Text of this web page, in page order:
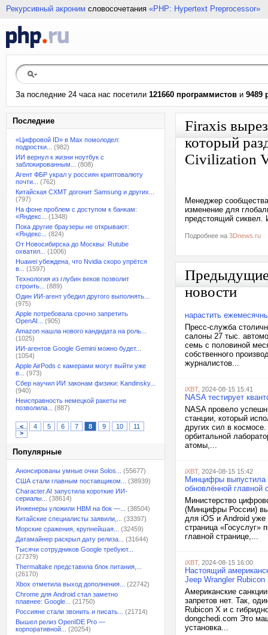
Рекурсивный акроним словосочетания «PHP: Hypertext Preprocessor»
За последние 24 часа нас посетили 121660 программистов и 9489
Последние
«Цифровой ID» в Max помолодел:
подростки...
(982)
ИИ вернул к жизни ноутбук с
заблокированным...
(808)
Агент ФБР украл у россиян криптовалюту
почти...
(762)
Китайская CXMT догонит Samsung и других...
(797)
На фоне проблем с доступом к банкам:
«Яндекс...
(1348)
Пока другие браузеры не открывают:
«Яндекс...
(824)
От Новосибирска до Москвы: Rutube
охватил...
(1006)
Huawei убеждена, что Nvidia скоро упрётся
в...
(1597)
Технология из глубин веков позволит
строить...
(889)
Один ИИ-агент убедил другого выполнять...
(975)
Apple потребовала срочно запретить
OpenAI...
(905)
Amazon нашла нового кандидата на роль...
(1025)
ИИ-агентов Google Gemini можно будет...
(1054)
Apple AirPods с камерами могут выйти уже
в...
(973)
Сбер научил ИИ законам физики: Kandinsky...
(940)
Неисправность немецкой ракеты не
позволила...
(887)
< 4 5 6 7 8 9 10
11
>
Популярные
Анонсированы умные очки Solos...
(55677)
США стали главным поставщиком...
(38939)
Character.AI запустила короткие ИИ-
сериалы...
(38614)
Инженеры уложили HBM на бок —...
(38504)
Китайские специалисты заявили,...
(33397)
Морские сражения, крупнейшая...
(32459)
Датамайнер раскрыл дату релиза...
(31644)
Тысячи сотрудников Google требуют...
(27379)
Thermaltake представила блок питания,...
(26170)
Xbox отметила выход дополнения...
(22742)
Chrome для Android стал заметно
плавнее: Google...
(21750)
Россияне стали звонить и писать...
(21714)
Вышел релиз OpenIDE Pro —
корпоративной...
(20254)
Firaxis
который
Civilization
Менеджер
изменение для
предстоящий сиквел.
Подробнее на 3Dnews.ru
новости
нарастить
Пресс-служба
салоны 27 тыс.
семь с половиной
собственного
журналистов...
iXBT, 2024-08-15 15:41
NASA тестирует
NASA провело
станции, который
других сил в
орбитальной
атомы,...
iXBT, 2024-08-15 15:42
Минцифры выпустила
обновлённой главной
Министерство
(Минцифры России)
для iOS и Android уже
страница «Госуслуг»
главной странице,...
iXBT, 2024-08-15 16:00
Настоящий
Jeep Wrangler Rubicon
Американские
запретов нет. Так,
Rubicon X и с
dongchedi.com Это
установка...